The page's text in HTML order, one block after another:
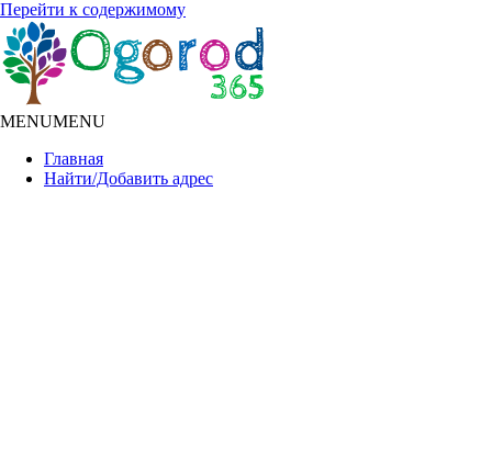
Перейти к содержимому
MENUMENU
Главная
Найти/Добавить адрес